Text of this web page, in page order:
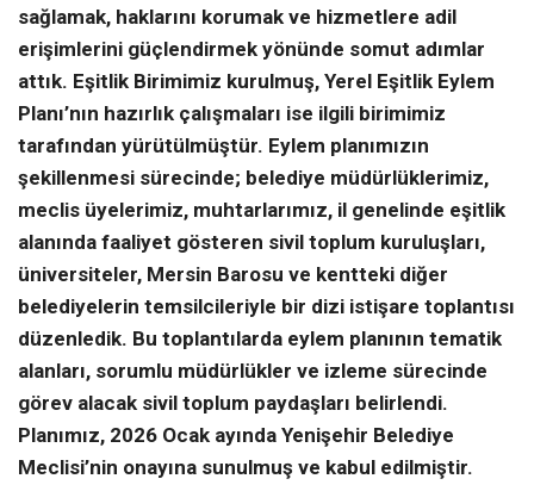
sağlamak, haklarını korumak ve hizmetlere adil
erişimlerini güçlendirmek yönünde somut adımlar
attık. Eşitlik Birimimiz kurulmuş, Yerel Eşitlik Eylem
Planı’nın hazırlık çalışmaları ise ilgili birimimiz
tarafından yürütülmüştür. Eylem planımızın
şekillenmesi sürecinde; belediye müdürlüklerimiz,
meclis üyelerimiz, muhtarlarımız, il genelinde eşitlik
alanında faaliyet gösteren sivil toplum kuruluşları,
üniversiteler, Mersin Barosu ve kentteki diğer
belediyelerin temsilcileriyle bir dizi istişare toplantısı
düzenledik. Bu toplantılarda eylem planının tematik
alanları, sorumlu müdürlükler ve izleme sürecinde
görev alacak sivil toplum paydaşları belirlendi.
Planımız, 2026 Ocak ayında Yenişehir Belediye
Meclisi’nin onayına sunulmuş ve kabul edilmiştir.